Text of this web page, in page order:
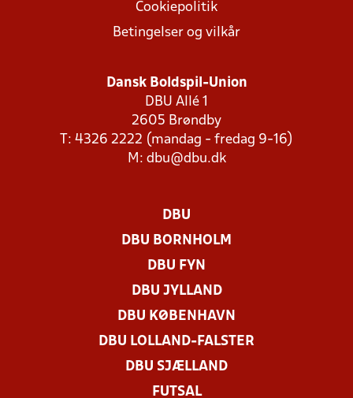
Cookiepolitik
Betingelser og vilkår
Dansk Boldspil-Union
DBU Allé 1
2605 Brøndby
T: 4326 2222 (mandag - fredag 9-16)
M: dbu@dbu.dk
DBU
DBU BORNHOLM
DBU FYN
DBU JYLLAND
DBU KØBENHAVN
DBU LOLLAND-FALSTER
DBU SJÆLLAND
FUTSAL